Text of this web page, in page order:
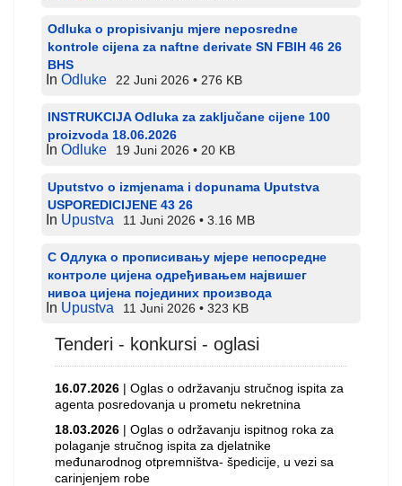
Odluka o propisivanju mjere neposredne
kontrole cijena za naftne derivate SN FBIH 46 26
BHS
In Odluke 22 Juni 2026 276 KB
INSTRUKCIJA Odluka za zaključane cijene 100
proizvoda 18.06.2026
In Odluke 19 Juni 2026 20 KB
Uputstvo o izmjenama i dopunama Uputstva
USPOREDICIJENE 43 26
In Upustva 11 Juni 2026 3.16 MB
С Одлука о прописивању мјере непосредне
контроле цијена одређивањем највишег
нивоа цијена појединих производа
In Upustva 11 Juni 2026 323 KB
Tenderi - konkursi - oglasi
16.07.2026 | Oglas o održavanju stručnog ispita za
agenta posredovanja u prometu nekretnina
18.03.2026 | Oglas o održavanju ispitnog roka za
polaganje stručnog ispita za djelatnike
međunarodnog otpremništva- špedicije, u vezi sa
carinjenjem robe